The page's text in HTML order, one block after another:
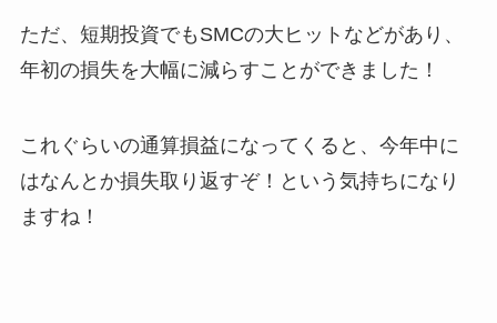
ただ、短期投資でもSMCの大ヒットなどがあり、
年初の損失を大幅に減らすことができました！
これぐらいの通算損益になってくると、今年中に
はなんとか損失取り返すぞ！という気持ちになり
ますね！